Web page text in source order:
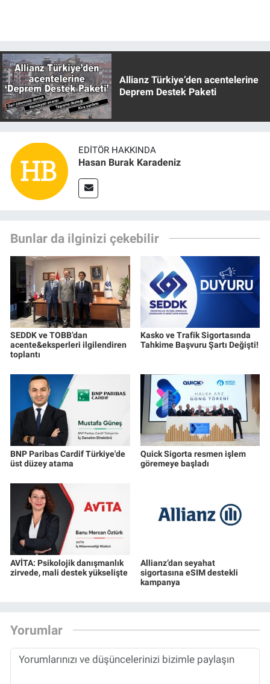
Allianz Türkiye’den acentelerine
Deprem Destek Paketi
EDITÖR HAKKINDA
Hasan Burak Karadeniz
Bunlar da ilginizi çekebilir
SEDDK ve TOBB’dan
acente&eksperleri ilgilendiren
toplantı
Kasko ve Trafik Sigortasında
Tahkime Başvuru Şartı Değişti!
BNP Paribas Cardif Türkiye'de
üst düzey atama
Quick Sigorta resmen işlem
göremeye başladı
AVİTA: Psikolojik danışmanlık
zirvede, mali destek yükselişte
Allianz’dan seyahat
sigortasına eSIM destekli
kampanya
Yorumlar